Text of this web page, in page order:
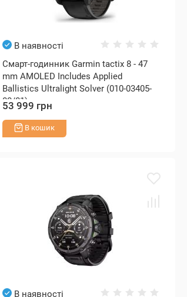
В наявності
Смарт-годинник Garmin tactix 8 - 47
mm AMOLED Includes Applied
Ballistics Ultralight Solver (010-03405-
00/01)
53 999 грн
В кошик
В наявності